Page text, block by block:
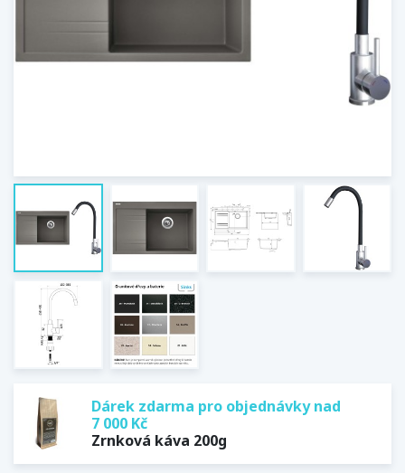
Dárek zdarma pro objednávky nad
7 000 Kč
Zrnková káva 200g